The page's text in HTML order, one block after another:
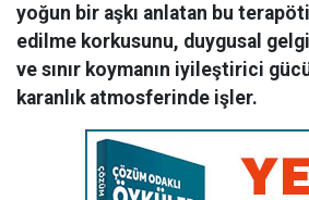
yoğun bir aşkı anlatan bu
edilme korkusunu, duygusal
ve sınır koymanın iyileştirici
karanlık atmosferinde işler.